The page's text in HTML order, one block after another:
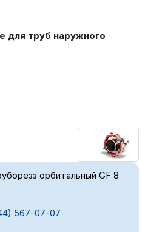
для труб наружного
орбитальный GF 8
567-07-07